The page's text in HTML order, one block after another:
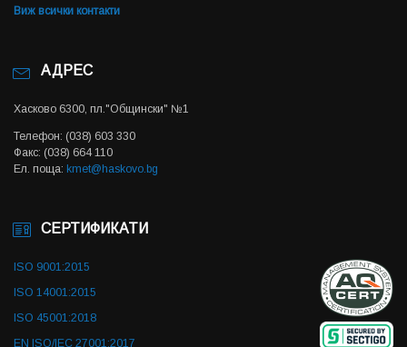
Виж всички контакти
АДРЕС
Хасково 6300, пл."Общински" №1
Телефон: (038) 603 330
Факс: (038) 664 110
Ел. поща: kmet@haskovo.bg
СЕРТИФИКАТИ
ISO 9001:2015
ISO 14001:2015
ISO 45001:2018
EN ISO/IEC 27001:2017